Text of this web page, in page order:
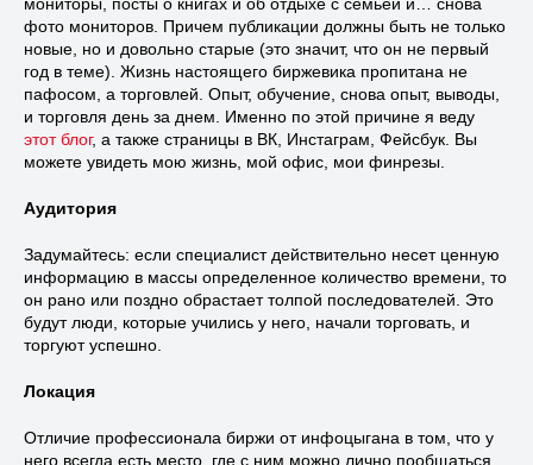
мониторы, посты о книгах и об отдыхе с семьей и… снова
фото мониторов. Причем публикации должны быть не только
новые, но и довольно старые (это значит, что он не первый
год в теме). Жизнь настоящего биржевика пропитана не
пафосом, а торговлей. Опыт, обучение, снова опыт, выводы,
и торговля день за днем. Именно по этой причине я веду
этот блог, а также страницы в ВК, Инстаграм, Фейсбук. Вы
можете увидеть мою жизнь, мой офис, мои финрезы.
Аудитория
Задумайтесь: если специалист действительно несет ценную
информацию в массы определенное количество времени, то
он рано или поздно обрастает толпой последователей. Это
будут люди, которые учились у него, начали торговать, и
торгуют успешно.
Локация
Отличие профессионала биржи от инфоцыгана в том, что у
него всегда есть место, где с ним можно лично пообщаться